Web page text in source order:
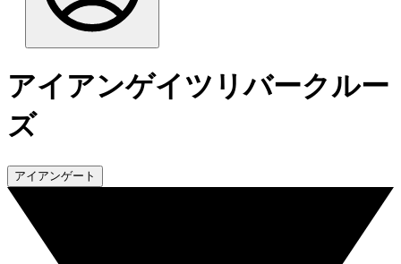
アイアンゲイツリバークルー
ズ
アイアンゲート